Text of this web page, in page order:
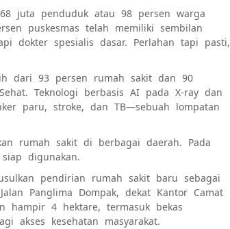
juta penduduk atau 98 persen warga
puskesmas telah memiliki sembilan
dokter spesialis dasar. Perlahan tapi pasti,
dari 93 persen rumah sakit dan 90
Teknologi berbasis AI pada X-ray dan
paru, stroke, dan TB—sebuah lompatan
rumah sakit di berbagai daerah. Pada
digunakan.
pendirian rumah sakit baru sebagai
Panglima Dompak, dekat Kantor Camat
hampir 4 hektare, termasuk bekas
akses kesehatan masyarakat.